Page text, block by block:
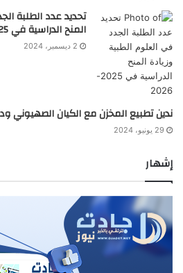
تحديد عدد الطلبة
المنح الدراسية في 2025-2026
2 ديسمبر، 2024
ندين تطبيع المخزن مع الكيان الصهيوني
29 يونيو، 2024
إشهار